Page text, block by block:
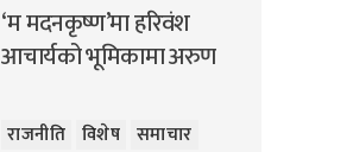
‘म मदनकृष्ण’मा हरिवंश
आचार्यको भूमिकामा अरुण
राजनीति विशेष समाचार